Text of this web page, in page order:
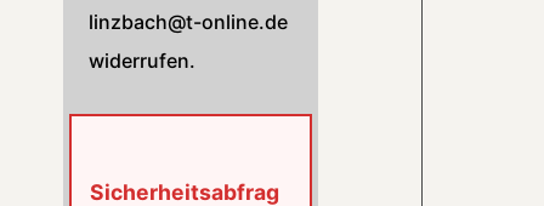
linzbach@t-online.de
widerrufen.
Sicherheitsabfrag